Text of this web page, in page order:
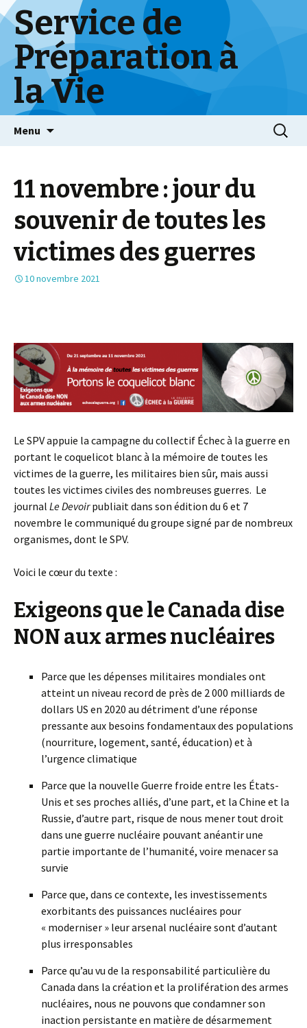
Service de
Préparation à
la Vie
Menu
11 novembre : jour du
souvenir de toutes les
victimes des guerres
10 novembre 2021
Le SPV appuie la campagne du collectif Échec à la guerre en
portant le coquelicot blanc à la mémoire de toutes les
victimes de la guerre, les militaires bien sûr, mais aussi
toutes les victimes civiles des nombreuses guerres. Le
journal Le Devoirpubliait dans son édition du 6 et 7
novembre le communiqué du groupe signé par de nombreux
organismes, dont le SPV.
Voici le cœur du texte :
Exigeons que le Canada dise
NON aux armes nucléaires
Parce que les dépenses militaires mondiales ont
atteint un niveau record de près de 2 000 milliards de
dollars US en 2020 au détriment d’une réponse
pressante aux besoins fondamentaux des populations
(nourriture, logement, santé, éducation) et à
l’urgence climatique
Parce que la nouvelle Guerre froide entre les États-
Unis et ses proches alliés, d’une part, et la Chine et la
Russie, d’autre part, risque de nous mener tout droit
dans une guerre nucléaire pouvant anéantir une
partie importante de l’humanité, voire menacer sa
survie
Parce que, dans ce contexte, les investissements
exorbitants des puissances nucléaires pour
« moderniser » leur arsenal nucléaire sont d’autant
plus irresponsables
Parce qu’au vu de la responsabilité particulière du
Canada dans la création et la prolifération des armes
nucléaires, nous ne pouvons que condamner son
inaction persistante en matière de désarmement